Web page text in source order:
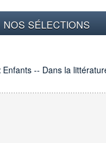
NOS SÉLECTIONS
Enfants -- Dans la